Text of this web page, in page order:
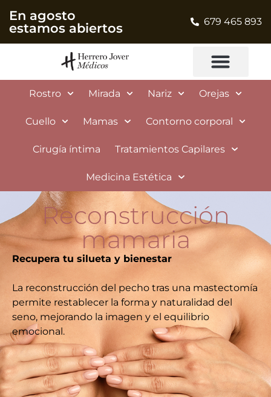
En agosto
estamos abiertos
679 465 893
Rostro Mirada Nariz Orejas
Cuello Mamas Contorno corporal
Cirugía íntima Tratamientos Capilares
Medicina Estética
Reconstrucción
mamaria
Recupera tu silueta y bienestar
La reconstrucción del pecho tras una mastectomía
permite restablecer la forma y naturalidad del
seno, mejorando la imagen y el equilibrio
emocional.